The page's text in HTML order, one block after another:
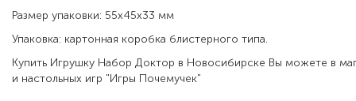
Размер упаковки: 55х45х33 мм
Упаковка: картонная коробка блистерного типа.
Купить Игрушку Набор Доктор в Новосибирске Вы можете в
и настольных игр "Игры Почемучек"